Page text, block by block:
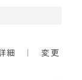
細 変更